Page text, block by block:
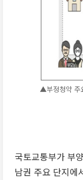
▲부정청약 주
국토교통부가 부
남권 주요 단지에